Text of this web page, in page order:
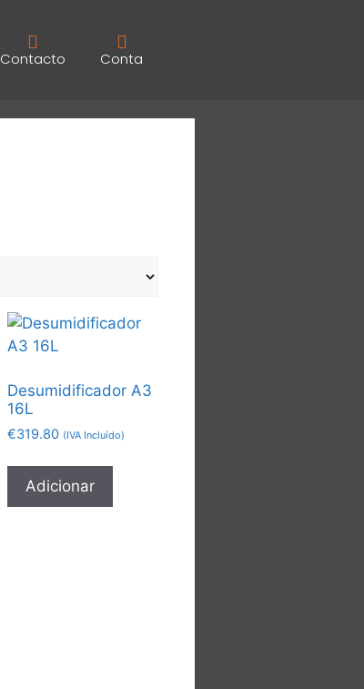
Contacto Conta
Desumidificador A3
16L
€319.80 (IVA Incluído)
Adicionar